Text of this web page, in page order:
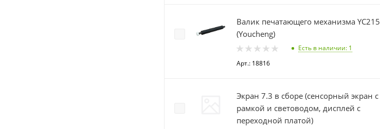
Валик печатающего механизма YC215
(Youcheng)
Есть в наличии: 1
Арт.: 18816
Экран 7.3 в сборе (сенсорный экран с
рамкой и световодом, дисплей с
переходной платой)